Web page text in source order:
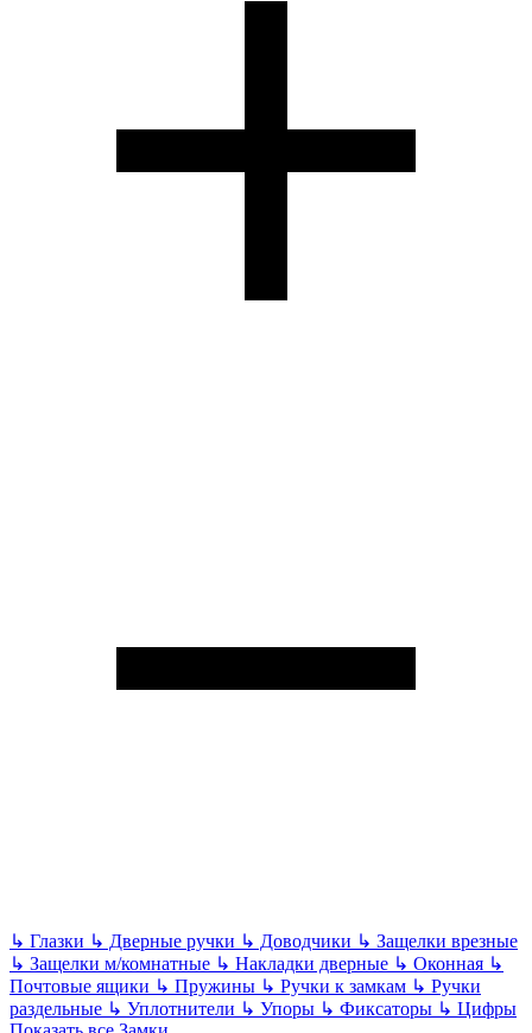
↳ Глазки ↳ Дверные ручки ↳ Доводчики ↳ Защелки врезные
↳ Защелки м/комнатные ↳ Накладки дверные ↳ Оконная ↳
Почтовые ящики ↳ Пружины ↳ Ручки к замкам ↳ Ручки
раздельные ↳ Уплотнители ↳ Упоры ↳ Фиксаторы ↳ Цифры